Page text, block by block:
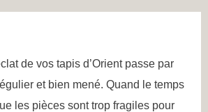
de vos tapis d’Orient passe par
et bien mené. Quand le temps
les pièces sont trop fragiles pour